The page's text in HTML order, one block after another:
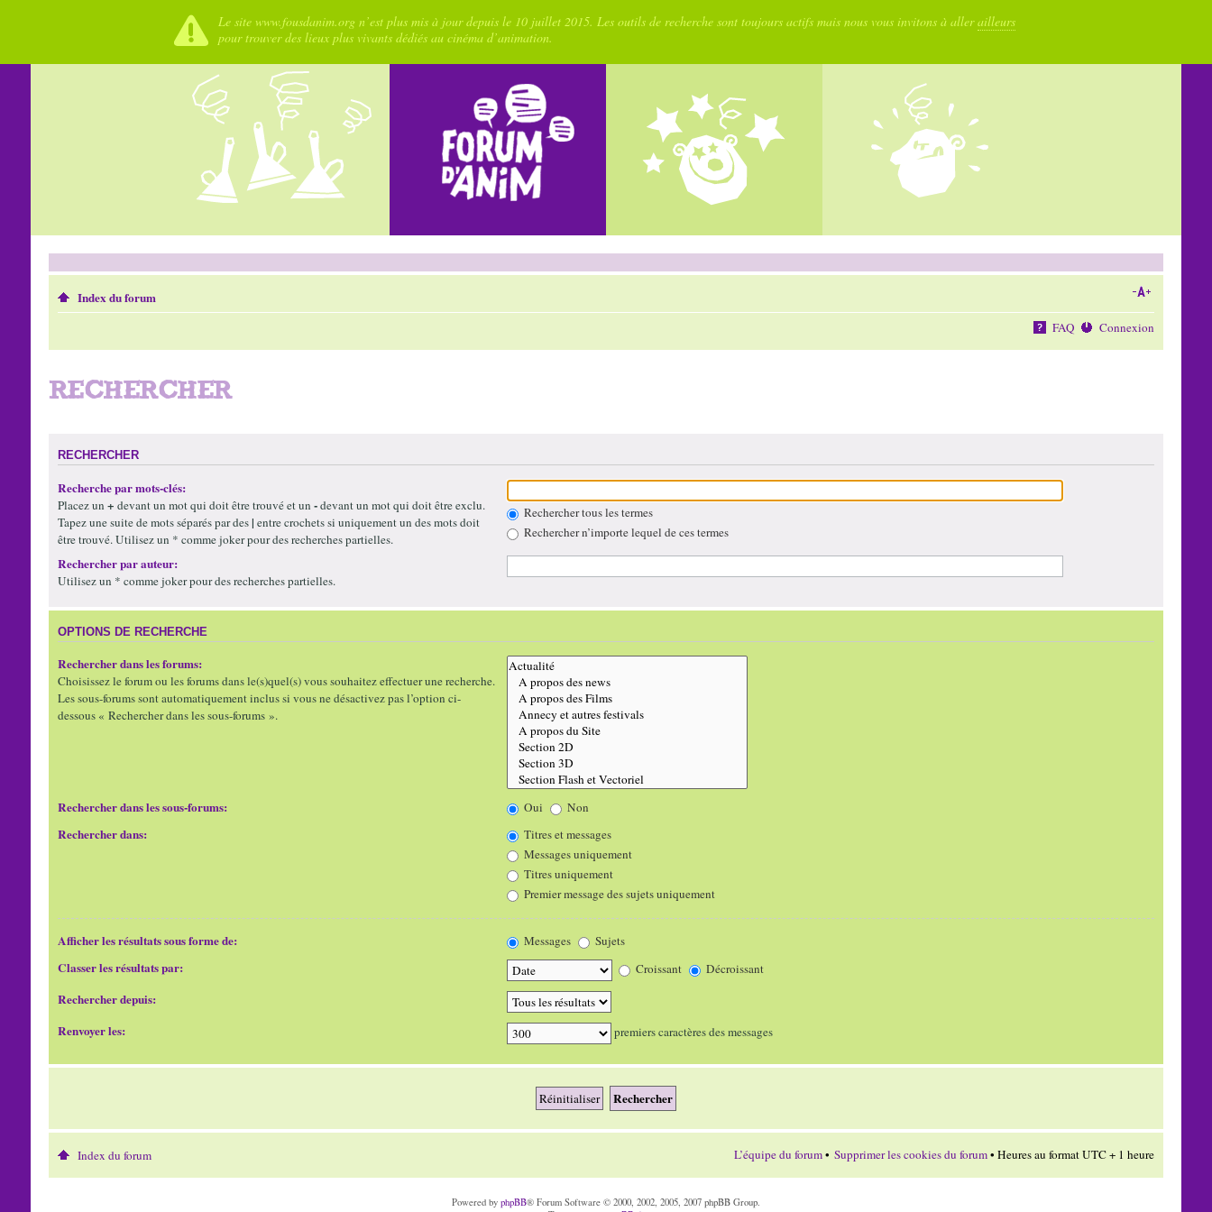
Le site www.fousdanim.org n’est plus mis à jour depuis le 10 juillet 2015. Les outils de recherche sont toujours actifs mais nous vous invitons à allerailleurs
pour trouver des lieux plus vivants dédiés au cinéma d’animation.
Index du forum
FAQ Connexion
RECHERCHER
RECHERCHER
Recherche par mots-clés:
Placez un + devant un mot qui doit être trouvé et un -devant un mot qui doit être exclu.
Tapez une suite de mots séparés par des| entre crochets si uniquement un des mots doit
être trouvé. Utilisez un * comme joker pour des recherches partielles.
Rechercher tous les termes
Rechercher n’importe lequel de ces termes
Rechercher par auteur:
Utilisez un * comme joker pour des recherches partielles.
OPTIONS DE RECHERCHE
Rechercher dans les forums:
Choisissez le forum ou les forums dans le(s)quel(s) vous souhaitez effectuer une recherche.
Les sous-forums sont automatiquement inclus si vous ne désactivez pas l’option ci-
dessous « Rechercher dans les sous-forums ».
Rechercher dans les sous-forums: Oui Non
Rechercher dans:
Titres et messages
Messages uniquement
Titres uniquement
Premier message des sujets uniquement
Afficher les résultats sous forme de: Messages Sujets
Classer les résultats par: Croissant Décroissant
Rechercher depuis:
Renvoyer les:
premiers caractères des messages
Index du forum L’équipe du forum• Supprimer les cookies du forum• Heures au format UTC + 1 heure
Powered by phpBB® Forum Software © 2000, 2002, 2005, 2007 phpBB Group.